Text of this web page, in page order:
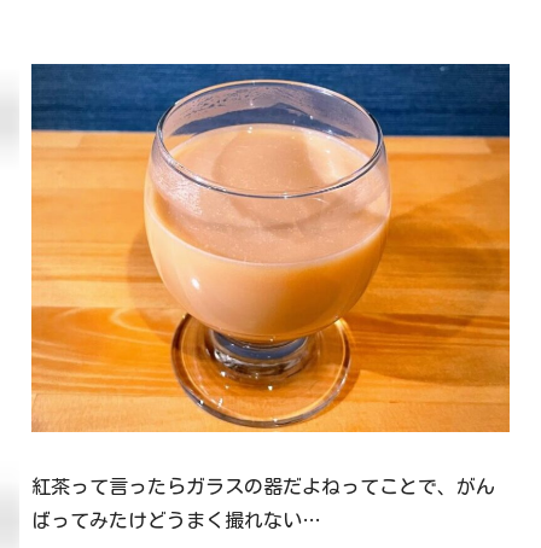
紅茶って言ったらガラスの器だよねってことで、がん
ばってみたけどうまく撮れない…